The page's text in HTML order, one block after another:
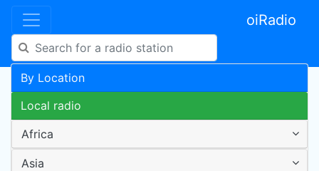
oiRadio
By Location
Local radio
Africa
Asia